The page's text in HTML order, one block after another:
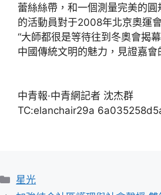
蕾絲絲帶，和一個測量完美的
的活動員對于2008年北京奧運
“大師都很是等待往到冬奧會揭
中國傳統文明的魅力，見證嘉會
中青報·中青網記者 沈杰群
TC:elanchair29a
分
類
星光